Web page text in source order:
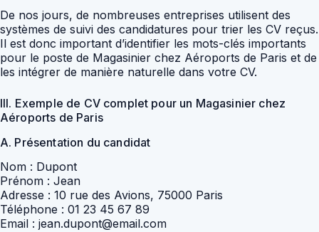
De nos jours, de nombreuses entreprises utilisent des
systèmes de suivi des candidatures pour trier les CV reçus.
Il est donc important d’identifier les mots-clés importants
pour le poste de Magasinier chez Aéroports de Paris et de
les intégrer de manière naturelle dans votre CV.
III. Exemple de CV complet pour un Magasinier chez
Aéroports de Paris
A. Présentation du candidat
Nom : Dupont
Prénom : Jean
Adresse : 10 rue des Avions, 75000 Paris
Téléphone : 01 23 45 67 89
Email : jean.dupont@email.com